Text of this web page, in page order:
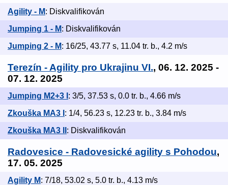
Agility - M: Diskvalifikován
Jumping 1 - M: Diskvalifikován
Jumping 2 - M: 16/25, 43.77 s, 11.04 tr. b., 4.2 m/s
Terezín - Agility pro Ukrajinu VI., 06. 12. 2025 -
07. 12. 2025
Jumping M2+3 I : 3/5, 37.53 s, 0.0 tr. b., 4.66 m/s
Zkouška MA3 I : 1/4, 56.23 s, 12.23 tr. b., 3.84 m/s
Zkouška MA3 II : Diskvalifikován
Radovesice - Radovesické agility s Pohodou,
17. 05. 2025
Agility M: 7/18, 53.02 s, 5.0 tr. b., 4.13 m/s